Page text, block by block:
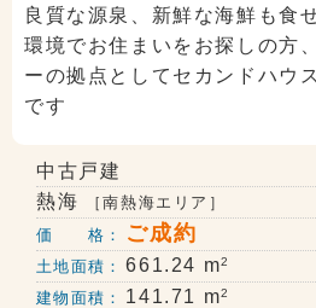
良質な源泉、新鮮な海鮮も食
環境でお住まいをお探しの方
ーの拠点としてセカンドハウ
です
中古戸建
熱海
［南熱海エリア］
価 格：
ご成約
土地面積： 661.24 m2
建物面積： 141.71 m2